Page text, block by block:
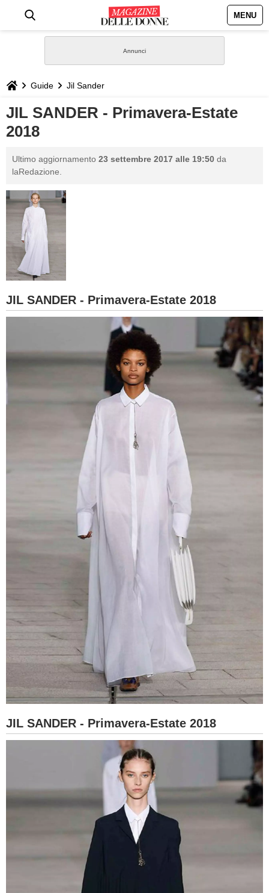
MENU
STILE
BIOGRAFIE
DEFINIZIONI
GASTRONOMIA
CAPELLI
SESSO
GUIDE
FORUM
Guide Jil Sander
JIL SANDER - Primavera-Estate
2018
Ultimo aggiornamento 23 settembre 2017 alle 19:50 da
laRedazione.
JIL SANDER - Primavera-Estate 2018
JIL SANDER - Primavera-Estate 2018